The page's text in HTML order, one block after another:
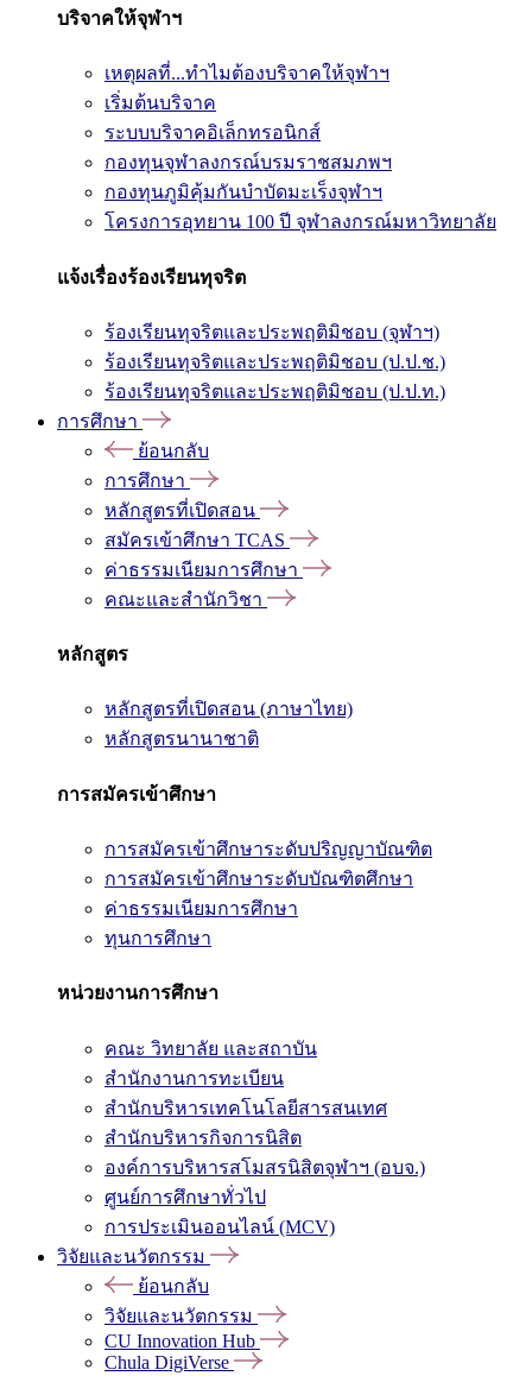
บริจาคให้จุฬาฯ
เหตุผลที่...ทำไมต้องบริจาคให้จุฬาฯ
เริ่มต้นบริจาค
ระบบบริจาคอิเล็กทรอนิกส์
กองทุนจุฬาลงกรณ์บรมราชสมภพฯ
กองทุนภูมิคุ้มกันบำบัดมะเร็งจุฬาฯ
โครงการอุทยาน 100 ปี จุฬาลงกรณ์มหาวิทยาลัย
แจ้งเรื่องร้องเรียนทุจริต
ร้องเรียนทุจริตและประพฤติมิชอบ (จุฬาฯ)
ร้องเรียนทุจริตและประพฤติมิชอบ (ป.ป.ช.)
ร้องเรียนทุจริตและประพฤติมิชอบ (ป.ป.ท.)
การศึกษา
ย้อนกลับ
การศึกษา
หลักสูตรที่เปิดสอน
สมัครเข้าศึกษา TCAS
ค่าธรรมเนียมการศึกษา
คณะและสำนักวิชา
หลักสูตร
หลักสูตรที่เปิดสอน (ภาษาไทย)
หลักสูตรนานาชาติ
การสมัครเข้าศึกษา
การสมัครเข้าศึกษาระดับปริญญาบัณฑิต
การสมัครเข้าศึกษาระดับบัณฑิตศึกษา
ค่าธรรมเนียมการศึกษา
ทุนการศึกษา
หน่วยงานการศึกษา
คณะ วิทยาลัย และสถาบัน
สำนักงานการทะเบียน
สำนักบริหารเทคโนโลยีสารสนเทศ
สำนักบริหารกิจการนิสิต
องค์การบริหารสโมสรนิสิตจุฬาฯ (อบจ.)
ศูนย์การศึกษาทั่วไป
การประเมินออนไลน์ (MCV)
วิจัยและนวัตกรรม
ย้อนกลับ
วิจัยและนวัตกรรม
CU Innovation Hub
Chula DigiVerse